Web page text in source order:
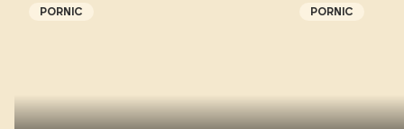
PORNIC PORNIC